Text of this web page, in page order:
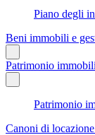
Piano degli
Beni immobili e
Patrimonio
Patrimonio
Canoni di